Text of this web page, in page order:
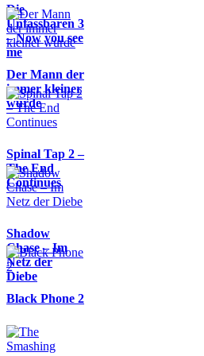
Die
Unfassbaren 3
– Now you see
me
Der Mann der
immer kleiner
wurde
Spinal Tap 2 –
The End
Continues
Shadow
Chase – Im
Netz der
Diebe
Black Phone 2